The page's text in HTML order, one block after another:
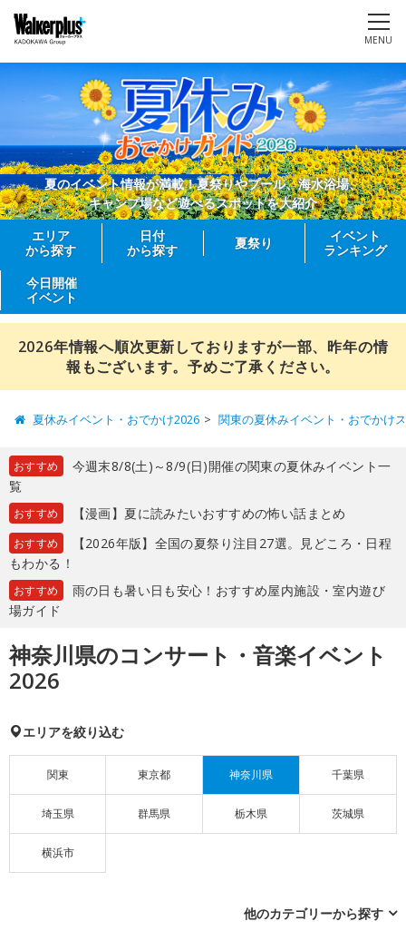
MENU
夏のイベント情報が満載！夏祭りやプール、海水浴場、
キャンプ場など遊べるスポットを大紹介
エリア
から探す
日付
から探す
夏祭り
イベント
ランキング
今日開催
イベント
2026年情報へ順次更新しておりますが一部、昨年の情
報もございます。予めご了承ください。
夏休みイベント・おでかけ2026 関東の夏休みイベント・おでかけ
おすすめ
今週末8/8(土)～8/9(日)開催の関東の夏休みイベント一
覧
おすすめ 【漫画】夏に読みたいおすすめの怖い話まとめ
おすすめ
【2026年版】全国の夏祭り注目27選。見どころ・日程
もわかる！
おすすめ
雨の日も暑い日も安心！おすすめ屋内施設・室内遊び
場ガイド
神奈川県のコンサート・音楽イベント
2026
エリアを絞り込む
関東 東京都 神奈川県 千葉県
埼玉県 群馬県 栃木県 茨城県
横浜市
他のカテゴリーから探す